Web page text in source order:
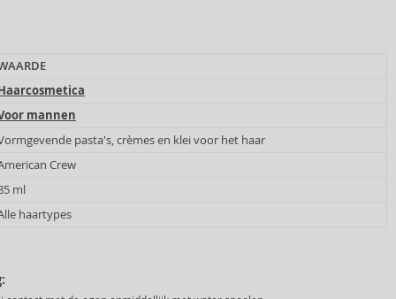
mannen
pasta's, crèmes en klei voor het haar
Crew
ml
haartypes